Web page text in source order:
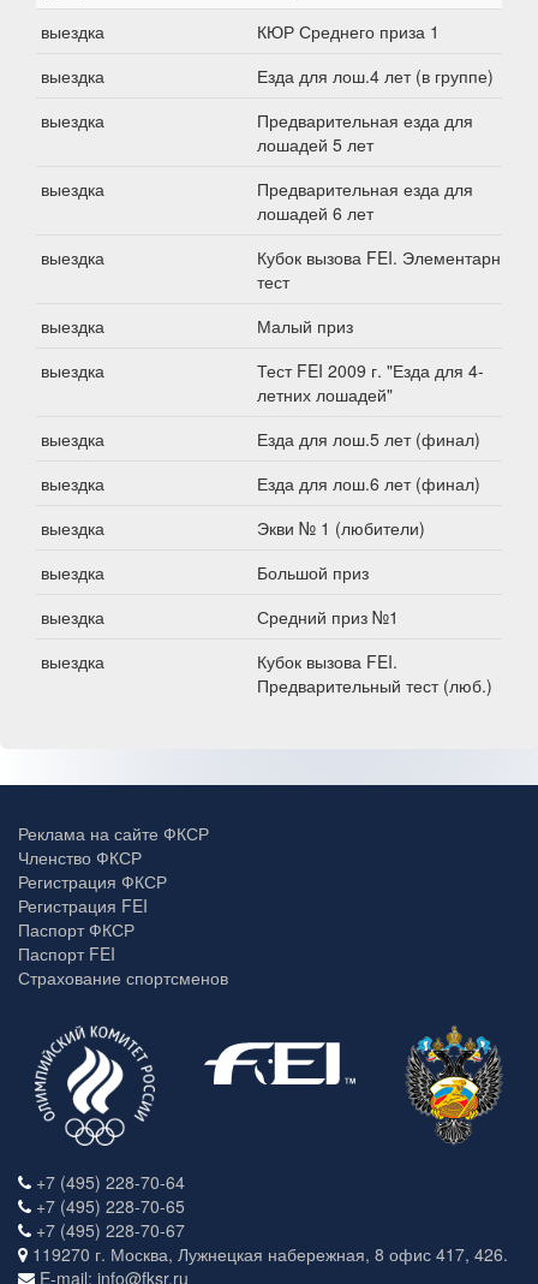
выездка
КЮР Среднего приза 1
выездка
Езда для лош.4 лет (в группе)
выездка
Предварительная езда для
лошадей 5 лет
выездка
Предварительная езда для
лошадей 6 лет
выездка
Кубок вызова FEI. Элементарный
тест
выездка
Малый приз
выездка
Тест FEI 2009 г. "Езда для 4-
летних лошадей"
выездка
Езда для лош.5 лет (финал)
выездка
Езда для лош.6 лет (финал)
выездка
Экви № 1 (любители)
выездка
Большой приз
выездка
Средний приз №1
выездка
Кубок вызова FEI.
Предварительный тест (люб.)
Реклама на сайте ФКСР
Членство ФКСР
Регистрация ФКСР
Регистрация FEI
Паспорт ФКСР
Паспорт FEI
Страхование спортсменов
+7 (495) 228-70-64
+7 (495) 228-70-65
+7 (495) 228-70-67
119270 г. Москва, Лужнецкая набережная, 8 офис 417, 426.
E-mail: info@fksr.ru